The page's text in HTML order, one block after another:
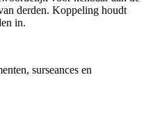
derden. Koppeling houdt
in.
surseances en